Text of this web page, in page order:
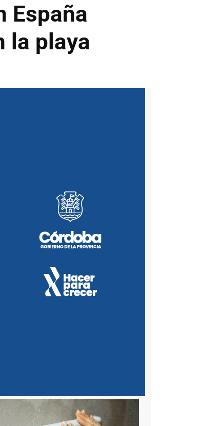
España
la playa